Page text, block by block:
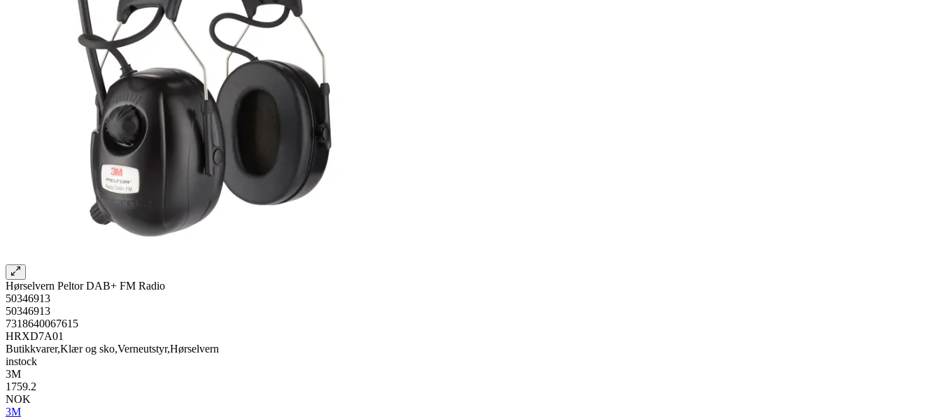
Hørselvern Peltor DAB+ FM Radio
50346913
50346913
7318640067615
HRXD7A01
Butikkvarer,Klær og sko,Verneutstyr,Hørselvern
instock
3M
1759.2
NOK
3M